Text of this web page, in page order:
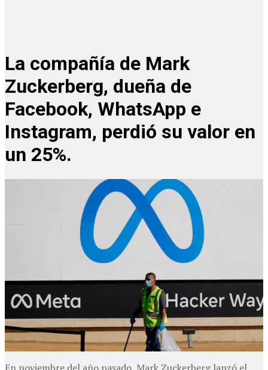
La compañía de Mark
Zuckerberg, dueña de
Facebook, WhatsApp e
Instagram, perdió su valor en
un 25%.